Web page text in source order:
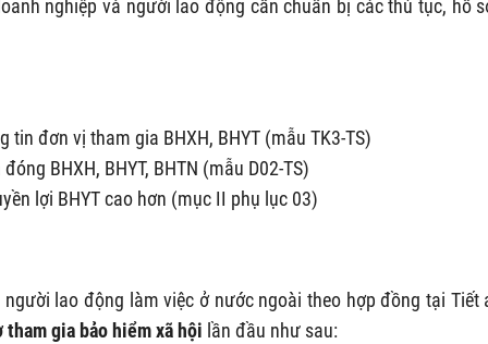
nghiệp và người lao động cần chuẩn bị các thủ tục, hồ
đơn vị tham gia BHXH, BHYT (mẫu TK3-TS)
BHXH, BHYT, BHTN (mẫu D02-TS)
lợi BHYT cao hơn (mục II phụ lục 03)
lao động làm việc ở nước ngoài theo hợp đồng tại Tiết
tham gia bảo hiểm xã hội lần đầu như sau: